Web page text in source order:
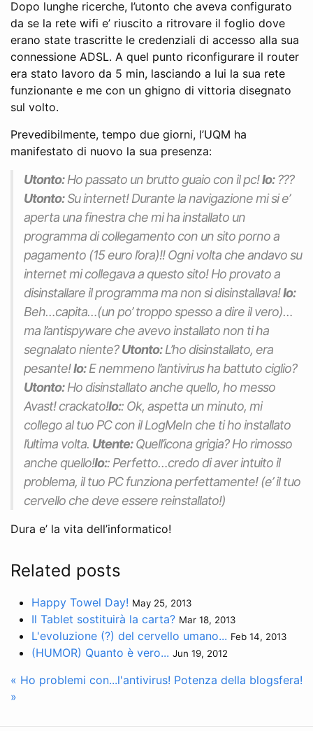
Dopo lunghe ricerche, l’utonto che aveva configurato
da se la rete wifi e’ riuscito a ritrovare il foglio dove
erano state trascritte le credenziali di accesso alla sua
connessione ADSL. A quel punto riconfigurare il router
era stato lavoro da 5 min, lasciando a lui la sua rete
funzionante e me con un ghigno di vittoria disegnato
sul volto.
Prevedibilmente, tempo due giorni, l’UQM ha
manifestato di nuovo la sua presenza:
Utonto:Ho passato un brutto guaio con il pc!Io:???
Utonto:Su internet! Durante la navigazione mi si e’
aperta una finestra che mi ha installato un
programma di collegamento con un sito porno a
pagamento (15 euro l’ora)!! Ogni volta che andavo su
internet mi collegava a questo sito! Ho provato a
disinstallare il programma ma non si disinstallava!Io:
Beh…capita…(un po’ troppo spesso a dire il vero)…
ma l’antispyware che avevo installato non ti ha
segnalato niente?Utonto:L’ho disinstallato, era
pesante!Io:E nemmeno l’antivirus ha battuto ciglio?
Utonto:Ho disinstallato anche quello, ho messo
Avast! crackato!Io:: Ok, aspetta un minuto, mi
collego al tuo PC con il LogMeIn che ti ho installato
l’ultima volta. Utente:Quell’icona grigia? Ho rimosso
anche quello!Io:: Perfetto…credo di aver intuito il
problema, il tuo PC funziona perfettamente! (e’ il tuo
cervello che deve essere reinstallato!)
Dura e’ la vita dell’informatico!
Related posts
Happy Towel Day! May 25, 2013
Il Tablet sostituirà la carta? Mar 18, 2013
L'evoluzione (?) del cervello umano... Feb 14, 2013
(HUMOR) Quanto è vero... Jun 19, 2012
« Ho problemi con...l'antivirus! Potenza della blogsfera!
»